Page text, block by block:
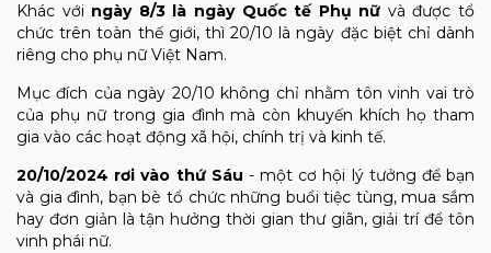
Khác với ngày 8/3 là ngày Quốc tế Phụ nữ và được tổ
chức trên toàn thế giới, thì 20/10 là ngày đặc biệt chỉ dành
riêng cho phụ nữ Việt Nam.
Mục đích của ngày 20/10 không chỉ nhằm tôn vinh vai trò
của phụ nữ trong gia đình mà còn khuyến khích họ tham
gia vào các hoạt động xã hội, chính trị và kinh tế.
20/10/2024 rơi vào thứ Sáu - một cơ hội lý tưởng để bạn
và gia đình, bạn bè tổ chức những buổi tiệc tùng, mua sắm
hay đơn giản là tận hưởng thời gian thư giãn, giải trí để tôn
vinh phái nữ.